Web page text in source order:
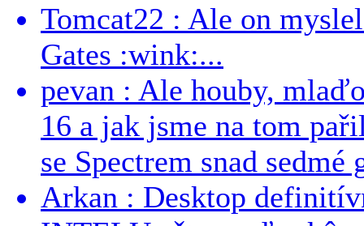
Tomcat22 : Ale on
Gates :wink:...
pevan : Ale houby,
16 a jak jsme na tom
se Spectrem snad sedmé
Arkan : Desktop